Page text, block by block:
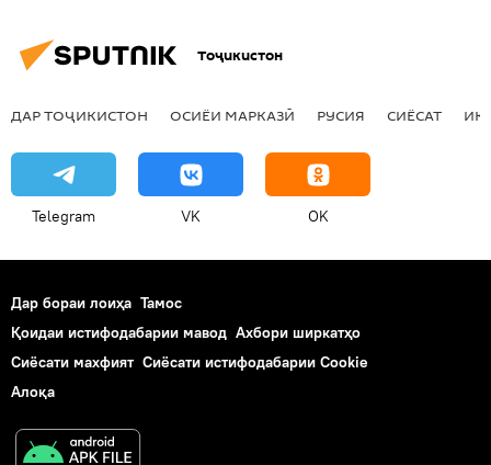
Тоҷикистон
ДАР ТОҶИКИСТОН ОСИЁИ МАРКАЗӢ РУСИЯ СИЁСАТ
Telegram VK OK
Дар бораи лоиҳа Тамос
Қоидаи истифодабарии мавод Ахбори ширкатҳо
Сиёсати махфият Сиёсати истифодабарии Cookie
Алоқа